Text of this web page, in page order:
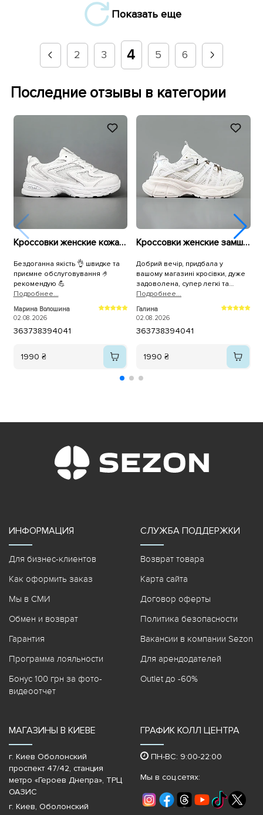
Показать еще
2 3 4 5 6
Последние отзывы в категории
Кроссовки женские кожа и сетка 594681 Белые
Бездоганна якість 👌 швидке та
приємне обслуговування 🤌
рекомендую 💪
Подробнее...
Марина Волошина
02.08.2026
363738394041
1990 ₴
Кроссовки женские замшевые сетка 595293 Белые
Добрий вечір, придбала у
вашому магазині кросівки, дуже
задоволена, супер легкі та
зручні, а для чоловіка крокси, він
теж задоволений. Дякуємо.
Подробнее...
Галина
02.08.2026
363738394041
1990 ₴
ИНФОРМАЦИЯ
Для бизнес-клиентов
Как оформить заказ
Мы в СМИ
Обмен и возврат
Гарантия
Программа лояльности
Бонус 100 грн за фото-
видеоотчет
СЛУЖБА ПОДДЕРЖКИ
Возврат товара
Карта сайта
Договор оферты
Политика безопасности
Вакансии в компании Sezon
Для арендодателей
Outlet до -60%
МАГАЗИНЫ В КИЕВЕ
г. Киев Оболонский
проспект 47/42, станция
метро «Героев Днепра»‎, ТРЦ
ОАЗИС
г. Киев, Оболонский
ГРАФИК КОЛЛ ЦЕНТРА
ПН-ВС: 9:00-22:00
Мы в соц.сетях: